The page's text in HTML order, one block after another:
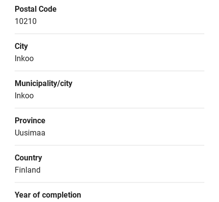
Postal Code
10210
City
Inkoo
Municipality/city
Inkoo
Province
Uusimaa
Country
Finland
Year of completion